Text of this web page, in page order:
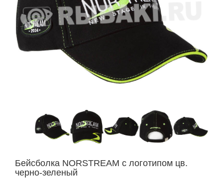
Бейсболка NORSTREAM с логотипом цв.
черно-зеленый